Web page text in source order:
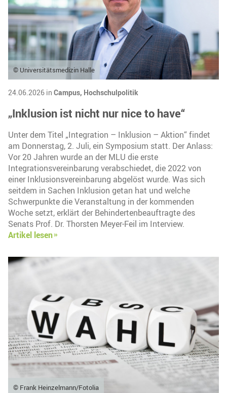
© Universitätsmedizin Halle
24.06.2026 in Campus, Hochschulpolitik
„Inklusion ist nicht nur nice to have“
Unter dem Titel „Integration – Inklusion – Aktion“ findet
am Donnerstag, 2. Juli, ein Symposium statt. Der Anlass:
Vor 20 Jahren wurde an der MLU die erste
Integrationsvereinbarung verabschiedet, die 2022 von
einer Inklusionsvereinbarung abgelöst wurde. Was sich
seitdem in Sachen Inklusion getan hat und welche
Schwerpunkte die Veranstaltung in der kommenden
Woche setzt, erklärt der Behindertenbeauftragte des
Senats Prof. Dr. Thorsten Meyer-Feil im Interview.
Artikel lesen
© Frank Heinzelmann/Fotolia